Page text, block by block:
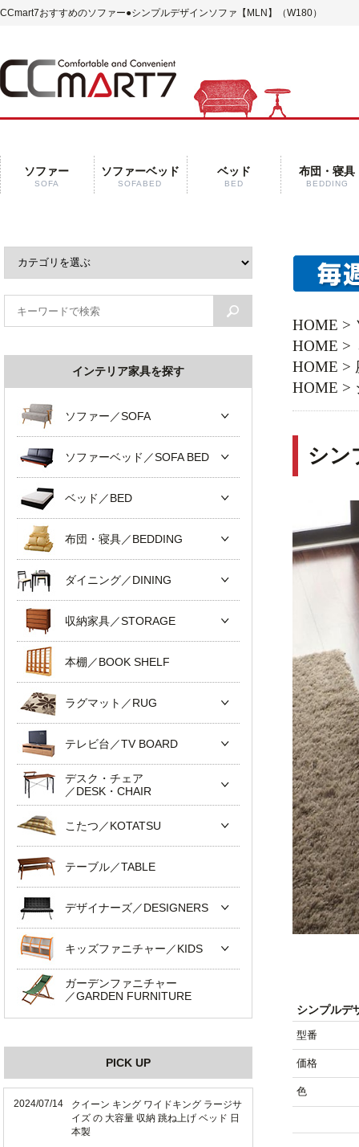
CCmart7おすすめのソファー●シンプルデザインソファ【MLN】（W180）
ソファー
SOFA
ソファーベッド
SOFABED
ベッド
BED
布団・寝具
BEDDING
HOME >
HOME >
HOME >
HOME >
シン
シンプルデ
型番
価格
色
インテリア家具を探す
ソファー／SOFA
ソファーベッド／SOFA BED
ベッド／BED
布団・寝具／BEDDING
ダイニング／DINING
収納家具／STORAGE
本棚／BOOK SHELF
ラグマット／RUG
テレビ台／TV BOARD
デスク・チェア
／DESK・CHAIR
こたつ／KOTATSU
テーブル／TABLE
デザイナーズ／DESIGNERS
キッズファニチャー／KIDS
ガーデンファニチャー
／GARDEN FURNITURE
PICK UP
2024/07/14
クイーン キング ワイドキング ラージサ
イズ の 大容量 収納 跳ね上げ ベッド 日
本製